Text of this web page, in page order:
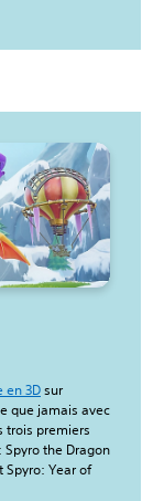
en 3Dsur
que jamais avec
trois premiers
the Dragon
Spyro: Year of